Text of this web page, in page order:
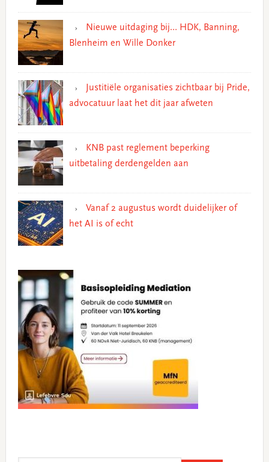
Nieuwe uitdaging bij… HDK, Banning,
Blenheim en Wille Donker
Justitiële organisaties zichtbaar bij Pride,
advocatuur laat het dit jaar afweten
KNB past reglement beperking
uitbetaling derdengelden aan
Vanaf 2 augustus wordt duidelijker of
het AI is of echt